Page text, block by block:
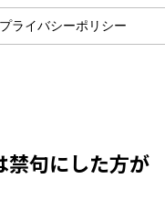
プライバシーポリシー
禁句にした方が